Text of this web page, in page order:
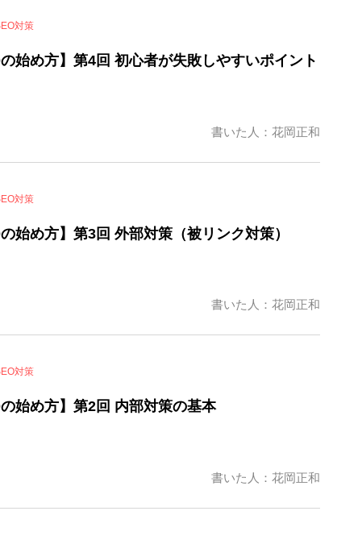
対策
の始め方】第4回 初心者が失敗しやすいポイント
書いた人：花岡正和
対策
の始め方】第3回 外部対策（被リンク対策）
書いた人：花岡正和
対策
の始め方】第2回 内部対策の基本
書いた人：花岡正和